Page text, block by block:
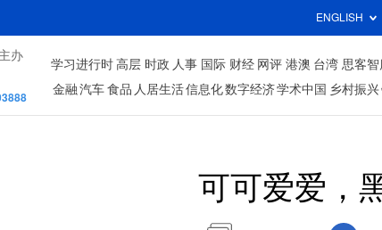
ENGLISH
办
学习进行时 高层 时政 人事 国际 财经 网评 港澳 台湾 思客智
金融 汽车 食品 人居生活信息化数字经济学术中国 乡村振兴
可可爱爱，